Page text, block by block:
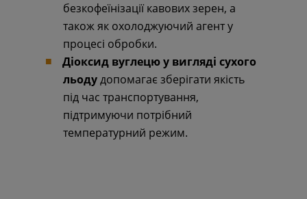
безкофеїнізації кавових зерен, а
також як охолоджуючий агент у
процесі обробки.
Діоксид вуглецю у вигляді сухого
льодудопомагає зберігати якість
під час транспортування,
підтримуючи потрібний
температурний режим.